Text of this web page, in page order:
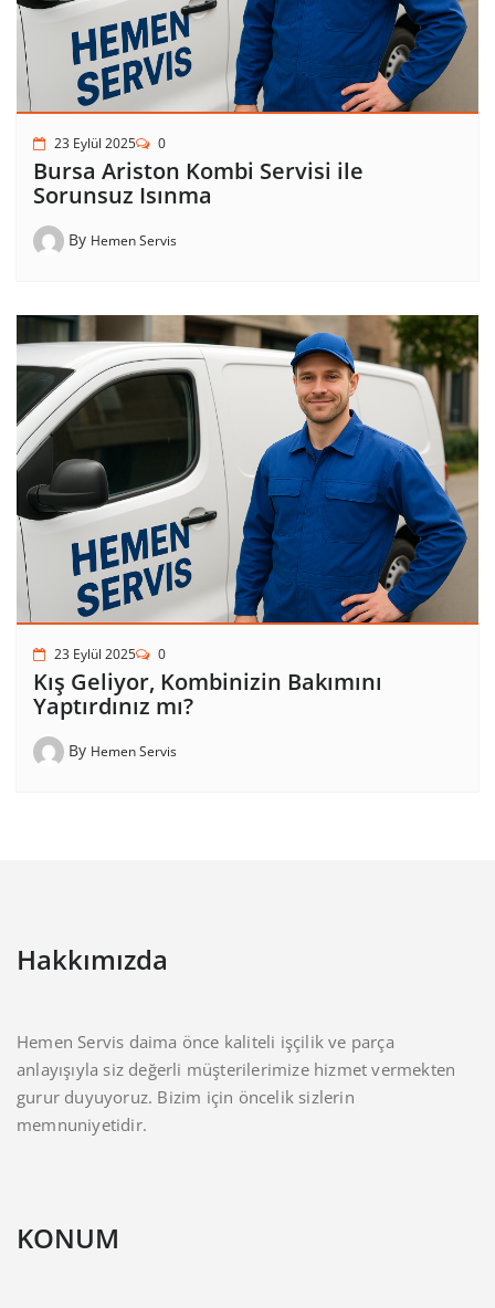
23 Eylül 2025 0
Bursa Ariston Kombi Servisi ile
Sorunsuz Isınma
By Hemen Servis
23 Eylül 2025 0
Kış Geliyor, Kombinizin Bakımını
Yaptırdınız mı?
By Hemen Servis
Hakkımızda
Hemen Servis daima önce kaliteli işçilik ve parça
anlayışıyla siz değerli müşterilerimize hizmet vermekten
gurur duyuyoruz. Bizim için öncelik sizlerin
memnuniyetidir.
KONUM